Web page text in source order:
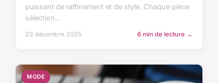
puissant de raffinement et de style. Chaque pièce
sélection...
23 décembre 2025 6 min de lecture →
MODE